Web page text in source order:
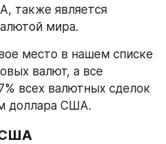
также является
мира.
место в нашем списке
валют, а все
всех валютных сделок
доллара США.
США